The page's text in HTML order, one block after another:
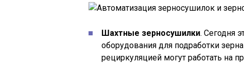
Шахтные зерносушилки. Сегодня
оборудования для подработки
рециркуляцией могут работать на